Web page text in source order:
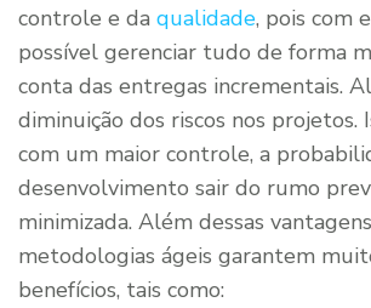
controle e da qualidade, pois com
possível gerenciar tudo de forma
conta das entregas incrementais.
diminuição dos riscos nos projetos.
com um maior controle, a
desenvolvimento sair do rumo
minimizada. Além dessas
metodologias ágeis garantem
benefícios, tais como: